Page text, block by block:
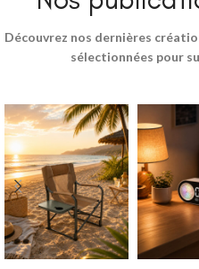
Découvrez nos dernières
sélectionnées pour